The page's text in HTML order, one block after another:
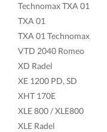
Technomax TXA 01
TXA 01
TXA 01 Technomax
VTD 2040 Romeo
XD Radel
XE 1200 PD, SD
XHT 170E
XLE 800 / XLE800
XLE Radel